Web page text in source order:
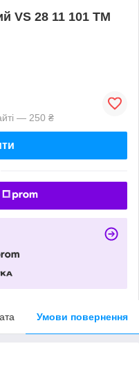
VS 28 11 101 ТМ
— 250 ₴
Умови повернення